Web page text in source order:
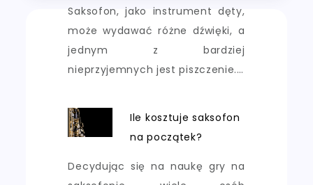
Saksofon, jako instrument dęty,
może wydawać różne dźwięki, a
jednym z bardziej
nieprzyjemnych jest piszczenie.…
Ile kosztuje saksofon
na początek?
Decydując się na naukę gry na